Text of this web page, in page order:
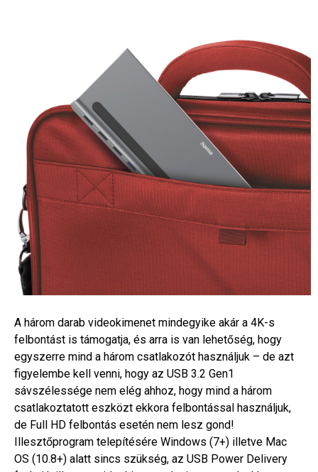
A három darab videokimenet mindegyike akár a 4K-s
felbontást is támogatja, és arra is van lehetőség, hogy
egyszerre mind a három csatlakozót használjuk – de azt
figyelembe kell venni, hogy az USB 3.2 Gen1
sávszélessége nem elég ahhoz, hogy mind a három
csatlakoztatott eszközt ekkora felbontással használjuk,
de Full HD felbontás esetén nem lesz gond!
Illesztőprogram telepítésére Windows (7+) illetve Mac
OS (10.8+) alatt sincs szükség, az USB Power Delivery